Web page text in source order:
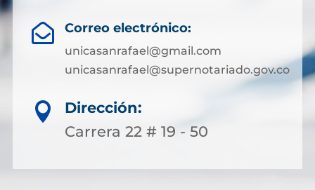
 Correo electrónico:
unicasanrafael@gmail.com
unicasanrafael@supernotariado.gov.co

Dirección:
Carrera 22 # 19 - 50